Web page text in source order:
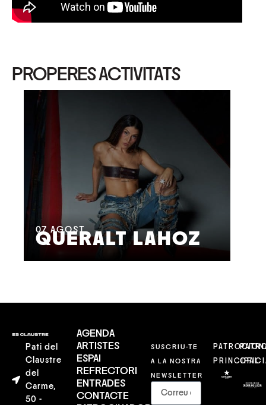
PROPERES ACTIVITATS
07 AGOST
QUERALT LAHOZ
Pati del
Claustre
del
Carme,
50 -
AGENDA
ARTISTES
ESPAI
REFRECTORI
ENTRADES
CONTACTE
SUSCRIU-TE
A LA NOSTRA
NEWSLETTER
PRINCIPAL